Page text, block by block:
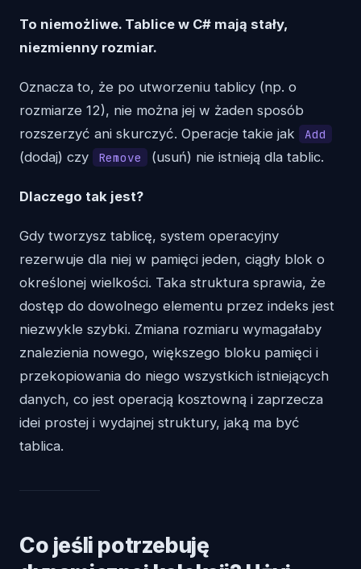
To niemożliwe. Tablice w C# mają stały,
niezmienny rozmiar.
Oznacza to, że po utworzeniu tablicy (np. o
rozmiarze 12), nie można jej w żaden sposób
rozszerzyć ani skurczyć. Operacje takie jak
Add
(dodaj) czy Remove (usuń) nie istnieją dla tablic.
Dlaczego tak jest?
Gdy tworzysz tablicę, system operacyjny
rezerwuje dla niej w pamięci jeden, ciągły blok o
określonej wielkości. Taka struktura sprawia, że
dostęp do dowolnego elementu przez indeks jest
niezwykle szybki. Zmiana rozmiaru wymagałaby
znalezienia nowego, większego bloku pamięci i
przekopiowania do niego wszystkich istniejących
danych, co jest operacją kosztowną i zaprzecza
idei prostej i wydajnej struktury, jaką ma być
tablica.
Co jeśli potrzebuję